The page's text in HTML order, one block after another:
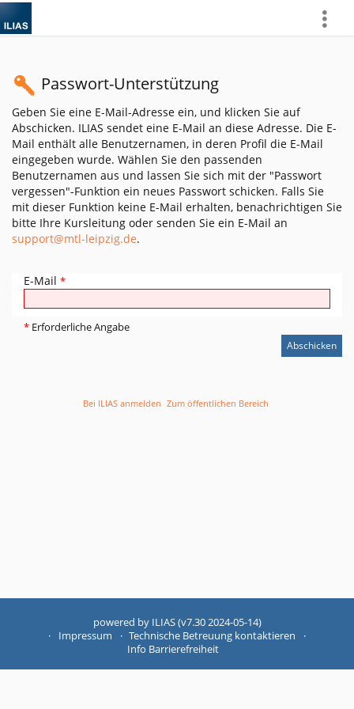
more
Passwort-Unterstützung
Geben Sie eine E-Mail-Adresse ein, und klicken Sie auf
Abschicken. ILIAS sendet eine E-Mail an diese Adresse. Die E-
Mail enthält alle Benutzernamen, in deren Profil die E-Mail
eingegeben wurde. Wählen Sie den passenden
Benutzernamen aus und lassen Sie sich mit der "Passwort
vergessen"-Funktion ein neues Passwort schicken. Falls Sie
mit dieser Funktion keine E-Mail erhalten, benachrichtigen Sie
bitte Ihre Kursleitung oder senden Sie ein E-Mail an
support@mtl-leipzig.de.
E-Mail *
* Erforderliche Angabe
Bei ILIAS anmelden Zum öffentlichen Bereich
powered by ILIAS (v7.30 2024-05-14)
Impressum
Technische Betreuung kontaktieren
Info Barrierefreiheit